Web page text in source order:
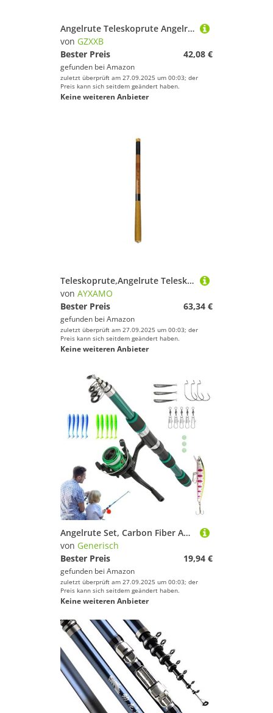
Angelrute Teleskoprute Angelrute Teleskop Meeresangeln 1,8 m-3,0 m Angeln Spinning(1.8M)
von GZXXB
Bester Preis
42,08 €
gefunden bei Amazon
zuletzt überprüft am 27.09.2025 um 00:03; der
Preis kann sich seitdem geändert haben.
Keine weiteren Anbieter
Teleskoprute,Angelrute Teleskop Angelrute Tragbare for Süßwasser Karpfen Stream Pole 1,8 m 2,4,7 3,0 630cm(5.4 m)
von AYXAMO
Bester Preis
63,34 €
gefunden bei Amazon
zuletzt überprüft am 27.09.2025 um 00:03; der
Preis kann sich seitdem geändert haben.
Keine weiteren Anbieter
Angelrute Set, Carbon Fiber Angelruten Teleskoprute Casting Pole Reel Combo Jugendfisch Set Anfängerfisch Kit Für Kinder Erwachsene Salzwasser Süßwasse Fishing
von Generisch
Bester Preis
19,94 €
gefunden bei Amazon
zuletzt überprüft am 27.09.2025 um 00:03; der
Preis kann sich seitdem geändert haben.
Keine weiteren Anbieter